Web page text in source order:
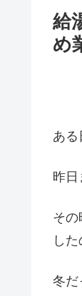
給
め
あ
昨日
その
し
冬だ